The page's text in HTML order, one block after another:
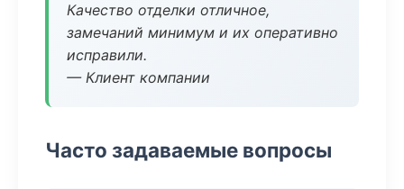
Качество отделки отличное,
замечаний минимум и их оперативно
исправили.
— Клиент компании
Часто задаваемые вопросы